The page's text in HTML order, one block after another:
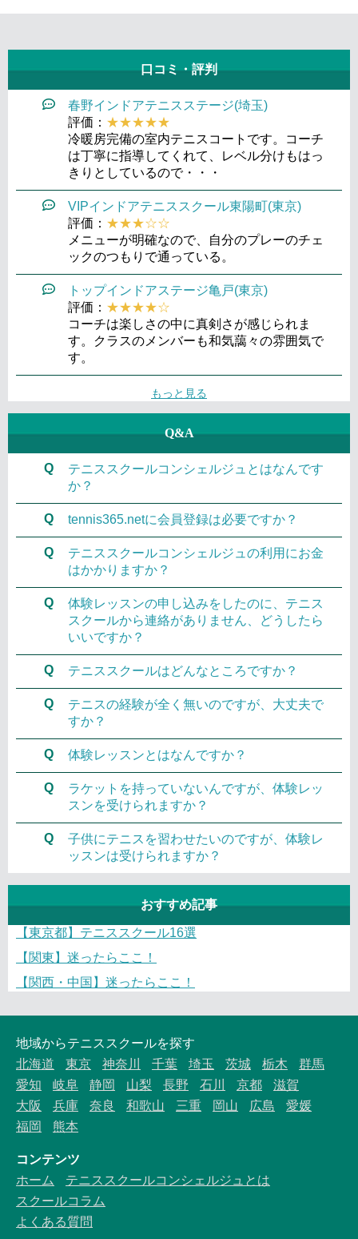
口コミ・評判
春野インドアテニスステージ(埼玉)
評価： ★★★★★
冷暖房完備の室内テニスコートです。コーチ
は丁寧に指導してくれて、レベル分けもはっ
きりとしているので・・・
VIPインドアテニススクール東陽町(東京)
評価： ★★★☆☆
メニューが明確なので、自分のプレーのチェ
ックのつもりで通っている。
トップインドアステージ亀戸(東京)
評価： ★★★★☆
コーチは楽しさの中に真剣さが感じられま
す。クラスのメンバーも和気藹々の雰囲気で
す。
もっと見る
Q&A
Q
テニススクールコンシェルジュとはなんです
か？
Q tennis365.netに会員登録は必要ですか？
Q
テニススクールコンシェルジュの利用にお金
はかかりますか？
Q
体験レッスンの申し込みをしたのに、テニス
スクールから連絡がありません、どうしたら
いいですか？
Q テニススクールはどんなところですか？
Q
テニスの経験が全く無いのですが、大丈夫で
すか？
Q 体験レッスンとはなんですか？
Q
ラケットを持っていないんですが、体験レッ
スンを受けられますか？
Q
子供にテニスを習わせたいのですが、体験レ
ッスンは受けられますか？
おすすめ記事
【東京都】テニススクール16選
【関東】迷ったらここ！
【関西・中国】迷ったらここ！
地域からテニススクールを探す
北海道
東京 神奈川 千葉 埼玉 茨城 栃木
群馬
愛知
岐阜 静岡 山梨 長野 石川 京都
滋賀
大阪
兵庫 奈良 和歌山 三重 岡山 広島
愛媛
福岡
熊本
コンテンツ
ホーム
テニススクールコンシェルジュとは
スクールコラム
よくある質問